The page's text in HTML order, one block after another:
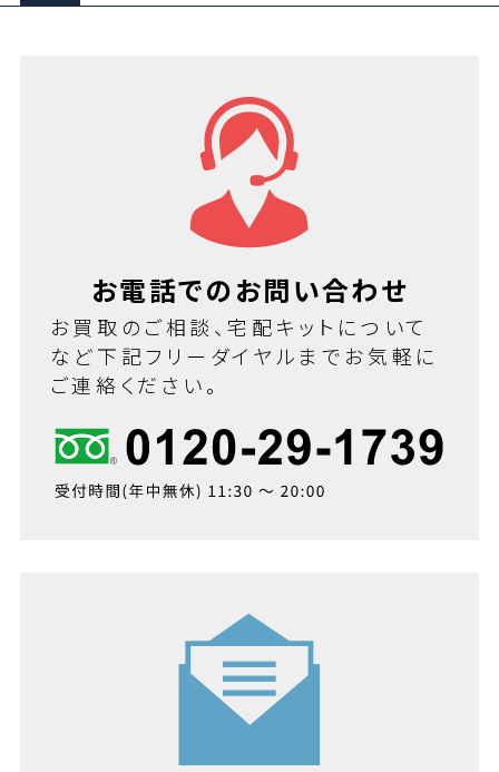
お電話でのお問い合わせ
お買取のご相談、宅配キットについて
など下記フリーダイヤルまでお気軽に
ご連絡ください。